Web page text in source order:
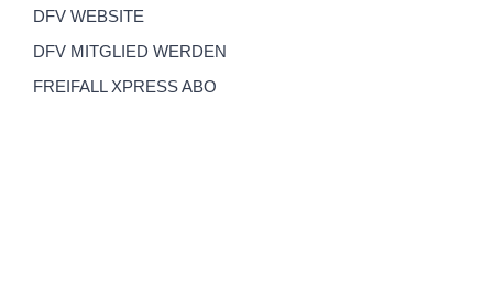
DFV WEBSITE
DFV MITGLIED WERDEN
FREIFALL XPRESS ABO